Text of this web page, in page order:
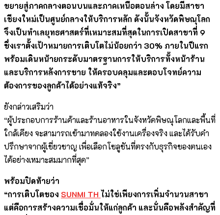
ขยายสู่ภาคกลางตอนบนและภาคเหนือตอนล่าง โดยมีสาขา
เชียงใหม่เป็นศูนย์กลางให้บริการหลัก ดังนั้นจังหวัดพิษณุโลก
จึงเป็นทำเลยุทธศาสตร์ที่เหมาะสมที่สุดในการเปิดสาขาที่ 9
ซึ่งเราตั้งเป้าหมายการเติบโตไม่น้อยกว่า 30% ภายในปีแรก
พร้อมเดินหน้ายกระดับมาตรฐานการให้บริการทั้งหน้าร้าน
และบริการหลังการขาย ให้ครอบคลุมและตอบโจทย์ความ
ต้องการของลูกค้าได้อย่างแท้จริง”
ยังกล่าวเสริมว่า
“ผู้ประกอบการร้านค้าและร้านอาหารในจังหวัดพิษณุโลกและพื้นที่
ใกล้เคียง จะสามารถเข้ามาทดลองใช้งานเครื่องจริง และได้รับคำ
ปรึกษาจากผู้เชี่ยวชาญ เพื่อเลือกโซลูชันที่ตรงกับธุรกิจของตนเอง
ได้อย่างเหมาะสมมากที่สุด”
พร้อมปิดท้ายว่า
“การเติบโตของ SUNMI TH ไม่ใช่เพียงการเพิ่มจำนวนสาขา
แต่คือการสร้างความเชื่อมั่นให้แก่ลูกค้า และนั่นคือพลังสำคัญที่